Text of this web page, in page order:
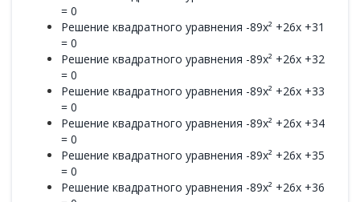
= 0
Решение квадратного уравнения -89x² +26x +31
= 0
Решение квадратного уравнения -89x² +26x +32
= 0
Решение квадратного уравнения -89x² +26x +33
= 0
Решение квадратного уравнения -89x² +26x +34
= 0
Решение квадратного уравнения -89x² +26x +35
= 0
Решение квадратного уравнения -89x² +26x +36